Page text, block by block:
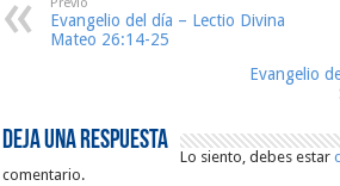
Previo
Evangelio del día – Lectio Divina
Mateo 26:14-25
Evangelio
Deja una respuesta
Lo siento, debes estar
comentario.